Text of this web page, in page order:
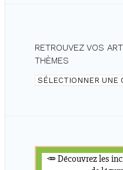
RETROUVEZ VOS
THÈMES
Retrouvez